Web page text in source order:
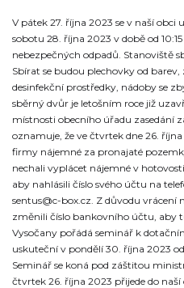
V pátek 27. října 2023 se v naší
sobotu 28. října 2023 v době od
nebezpečných odpadů. Stanoviště
Sbírat se budou plechovky od
desinfekční prostředky, nádoby se
sběrný dvůr je letošním roce již
místnosti obecního úřadu zasedání
oznamuje, že ve čtvrtek dne 26.
firmy nájemné za pronajaté
nechali vyplácet nájemné v
aby nahlásili číslo svého účtu na
sentus@c-box.cz. Z důvodu vrácení
změnili číslo bankovního účtu, aby
Vysočany pořádá seminář k
uskuteční v pondělí 30. října 2023
Seminář se koná pod záštitou
čtvrtek 26. října 2023 přijede do